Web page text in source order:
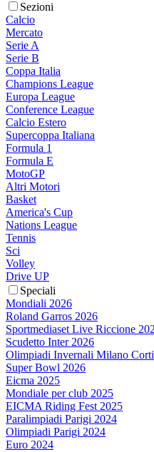
Sezioni
Calcio
Mercato
Serie A
Serie B
Coppa Italia
Champions League
Europa League
Conference League
Calcio Estero
Supercoppa Italiana
Formula 1
Formula E
MotoGP
Altri Motori
Basket
America's Cup
Nations League
Tennis
Sci
Volley
Drive UP
Speciali
Mondiali 2026
Roland Garros 2026
Sportmediaset Live Riccione
Scudetto Inter 2026
Olimpiadi Invernali Milano
Super Bowl 2026
Eicma 2025
Mondiale per club 2025
EICMA Riding Fest 2025
Paralimpiadi Parigi 2024
Olimpiadi Parigi 2024
Euro 2024